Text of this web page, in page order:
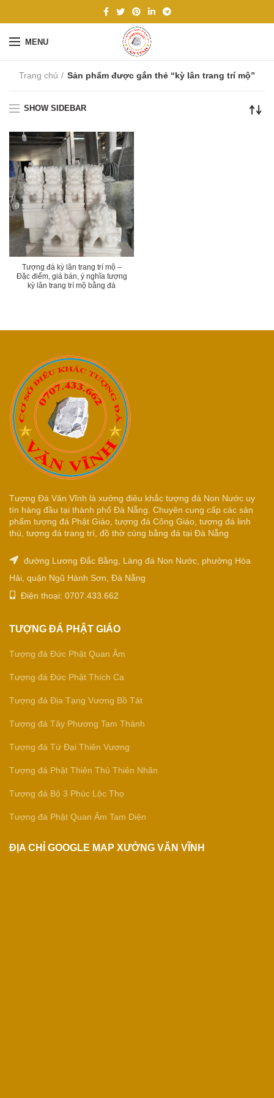
MENU
Trang chủ Sản phẩm được gắn thẻ “kỳ lân trang trí mộ”
SHOW SIDEBAR
Tượng đá kỳ lân trang trí mộ –
Đặc điểm, giá bán, ý nghĩa tượng
kỳ lân trang trí mộ bằng đá
Tượng Đá Văn Vĩnh là xưởng điêu khắc tượng đá Non Nước uy
tín hàng đầu tại thành phố Đà Nẵng. Chuyên cung cấp các sản
phẩm tượng đá Phật Giáo, tượng đá Công Giáo, tượng đá linh
thú, tượng đá trang trí, đồ thờ cúng bằng đá tại Đà Nẵng
đường Lương Đắc Bằng, Làng đá Non Nước, phường Hòa
Hải, quận Ngũ Hành Sơn, Đà Nẵng
Điện thoại: 0707.433.662
TƯỢNG ĐÁ PHẬT GIÁO
Tượng đá Đức Phật Quan Âm
Tượng đá Đức Phật Thích Ca
Tượng đá Địa Tạng Vương Bồ Tát
Tượng đá Tây Phương Tam Thánh
Tượng đá Tứ Đại Thiên Vương
Tượng đá Phật Thiên Thủ Thiên Nhãn
Tượng đá Bộ 3 Phúc Lộc Thọ
Tượng đá Phật Quan Âm Tam Diện
ĐỊA CHỈ GOOGLE MAP XƯỞNG VĂN VĨNH